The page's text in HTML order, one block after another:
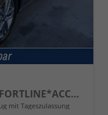
Comfortline 1.5 TSI DSG COMFORTLINE*ACC*LED*PDC*KAMERA*NAVI*SHZ* 7-SITZER 17-ZOLL
mit Tageszulassung